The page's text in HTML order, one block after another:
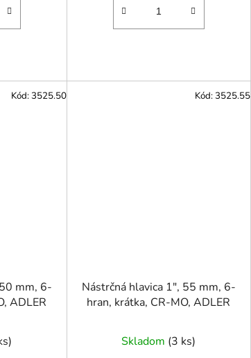
mm, 6-
ADLER
)
Kód:3525.50
Nástrčná hlavica 1", 55 mm, 6-
hran, krátka, CR-MO, ADLER
Skladom (3 ks)
Kód:3525.55